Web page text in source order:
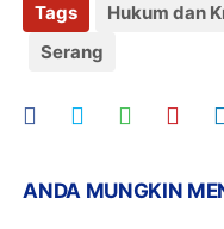
Tags Hukum dan
Serang
ANDA MUNGKIN